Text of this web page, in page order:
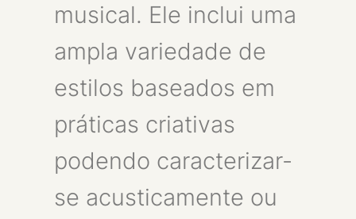
musical. Ele inclui uma
ampla variedade de
estilos baseados em
práticas criativas
podendo caracterizar-
se acusticamente ou